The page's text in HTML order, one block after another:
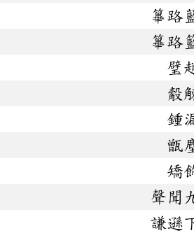
篳路
篳路
璧
觳
鍾
甑
矯
聲聞
謙遜